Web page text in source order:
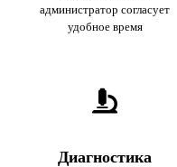
администратор согласует
удобное время
Диагностика